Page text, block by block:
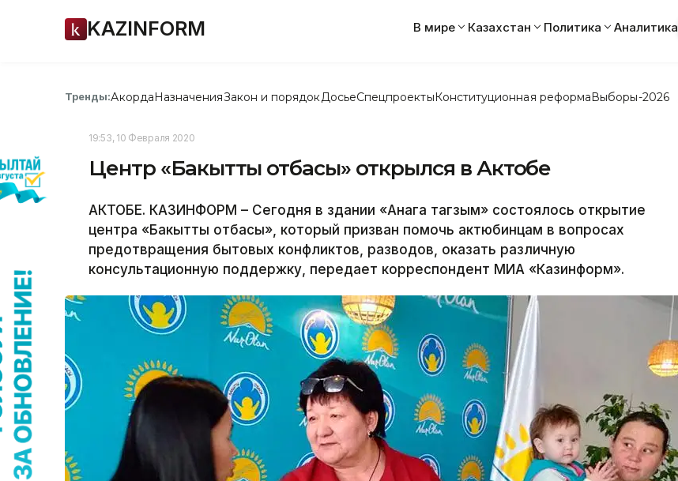
KAZINFORM В мире Казахстан Политика Аналитика
Тренды:АкордаНазначенияЗакон и порядок ДосьеСпецпроектыКонституционная реформаВыборы-2026
19:53, 10 Февраля 2020
Центр «Бакытты отбасы» открылся в Актобе
АКТОБЕ. КАЗИНФОРМ – Сегодня в здании «Анага тагзым» состоялось открытие
центра «Бакытты отбасы», который призван помочь актюбинцам в вопросах
предотвращения бытовых конфликтов, разводов, оказать различную
консультационную поддержку, передает корреспондент МИА «Казинформ».